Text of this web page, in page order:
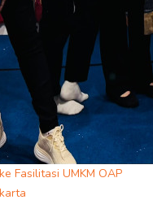
Fasilitasi UMKM OAP